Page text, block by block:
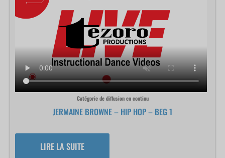
Catégorie de diffusion en continu
JERMAINE BROWNE – HIP HOP – BEG 1
LIRE LA SUITE